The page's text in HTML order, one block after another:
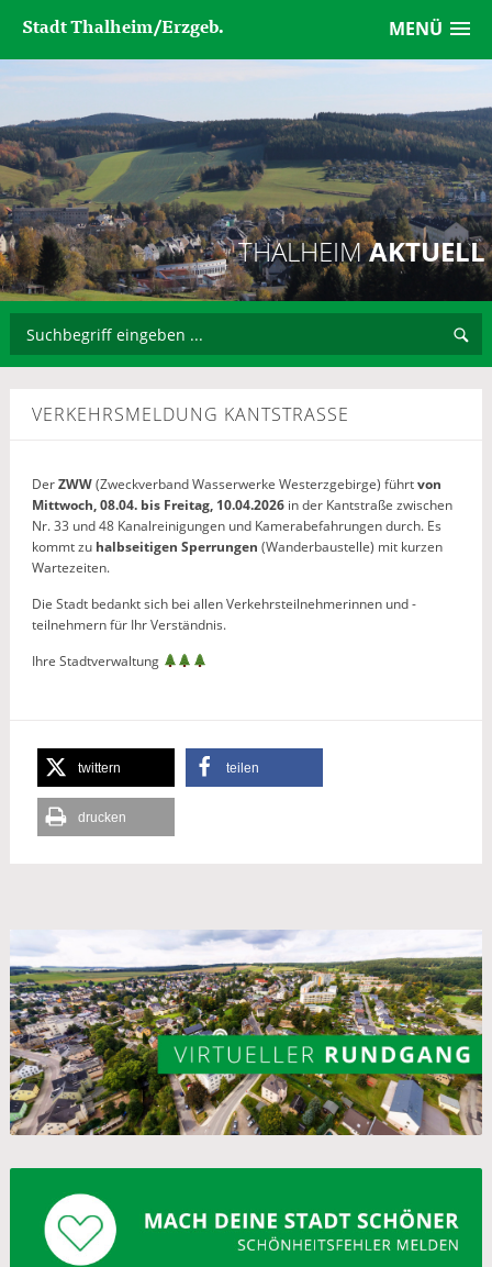
MENÜ
Stadt Thalheim/Erzgeb.
THALHEIMAKTUELL
VERKEHRSMELDUNG KANTSTRASSE
DerZWW(Zweckverband Wasserwerke Westerzgebirge) führtvon
Mittwoch,08.04. bis Freitag, 10.04.2026in der Kantstraße zwischen
Nr. 33 und 48 Kanalreinigungen und Kamerabefahrungen durch. Es
kommt zu halbseitigen Sperrungen (Wanderbaustelle) mit kurzen
Wartezeiten.
Die Stadt bedankt sich bei allen Verkehrsteilnehmerinnen und -
teilnehmern für Ihr Verständnis.
Ihre Stadtverwaltung
twittern teilen
drucken